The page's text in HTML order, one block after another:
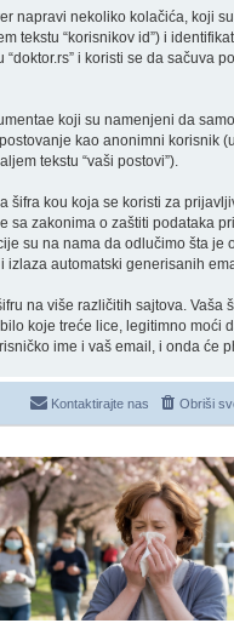
napravi nekoliko kolačića, koji
“korisnikov id”) i
i koristi se da sačuva
koji su namenjeni da
kao anonimni korisnik
tekstu “vaši postovi”).
kou koja se koristi za
sa zakonima o zaštiti podataka
su na nama da odlučimo šta
automatski generisanih
na više različitih sajtova. Vaša
koje treće lice, legitimno
ime i vaš email, i onda će
Obriši
Kontaktirajte nas